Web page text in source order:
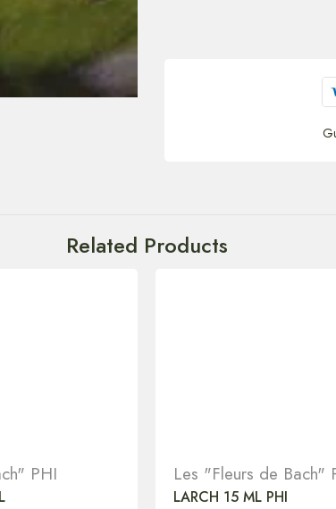
Related Products
PHI Les "Fleurs de Bach"
LARCH 15 ML PHI